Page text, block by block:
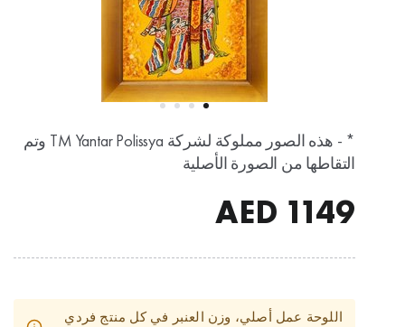
* - هذه الصور مملوكة لشركة TM Yantar Polissya وتم
التقاطها من الصورة الأصلية
1149
اللوحة عمل أصلي، وزن العنبر في كل منتج فردي